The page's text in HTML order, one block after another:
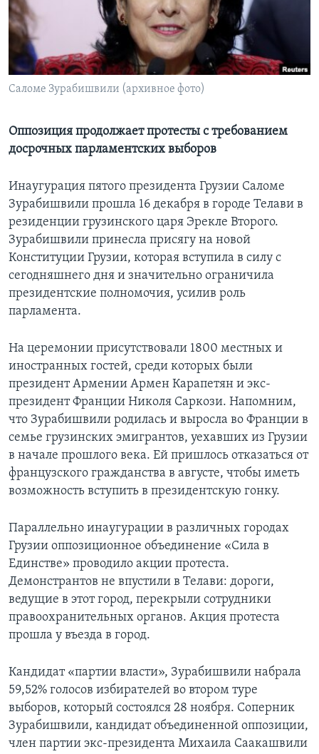
Learning English
СОЦИАЛЬНЫЕ СЕТИ
Языки
Саломе Зурабишвили (архивное фото)
Оппозиция продолжает протесты с требованием
досрочных парламентских выборов
Инаугурация пятого президента Грузии Саломе
Зурабишвили прошла 16 декабря в городе Телави в
резиденции грузинского царя Эрекле Второго.
Зурабишвили принесла присягу на новой
Конституции Грузии, которая вступила в силу с
сегодняшнего дня и значительно ограничила
президентские полномочия, усилив роль
парламента.
На церемонии присутствовали 1800 местных и
иностранных гостей, среди которых были
президент Армении Армен Карапетян и экс-
президент Франции Николя Саркози. Напомним,
что Зурабишвили родилась и выросла во Франции в
семье грузинских эмигрантов, уехавших из Грузии
в начале прошлого века. Ей пришлось отказаться от
французского гражданства в августе, чтобы иметь
возможность вступить в президентскую гонку.
Параллельно инаугурации в различных городах
Грузии оппозиционное объединение «Сила в
Единстве» проводило акции протеста.
Демонстрантов не впустили в Телави: дороги,
ведущие в этот город, перекрыли сотрудники
правоохранительных органов. Акция протеста
прошла у въезда в город.
Кандидат «партии власти», Зурабишвили набрала
59,52% голосов избирателей во втором туре
выборов, который состоялся 28 ноября. Соперник
Зурабишвили, кандидат объединенной оппозиции,
член партии экс-президента Михаила Саакашвили